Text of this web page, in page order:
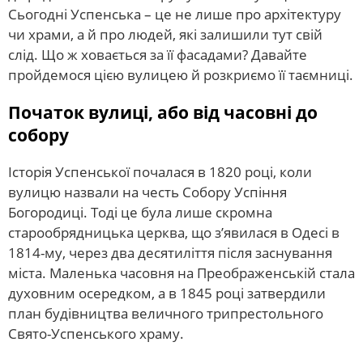
Сьогодні Успенська – це не лише про архітектуру
чи храми, а й про людей, які залишили тут свій
слід. Що ж ховається за її фасадами? Давайте
пройдемося цією вулицею й розкриємо її таємниці.
Початок вулиці, або від часовні до
собору
Історія Успенської почалася в 1820 році, коли
вулицю назвали на честь Собору Успіння
Богородиці. Тоді це була лише скромна
старообрядницька церква, що з’явилася в Одесі в
1814-му, через два десятиліття після заснування
міста. Маленька часовня на Преображенській стала
духовним осередком, а в 1845 році затвердили
план будівництва величного трипрестольного
Свято-Успенського храму.